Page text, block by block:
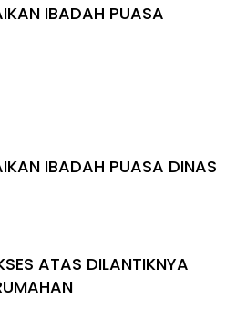
IBADAH PUASA
IBADAH PUASA DINAS
ATAS DILANTIKNYA